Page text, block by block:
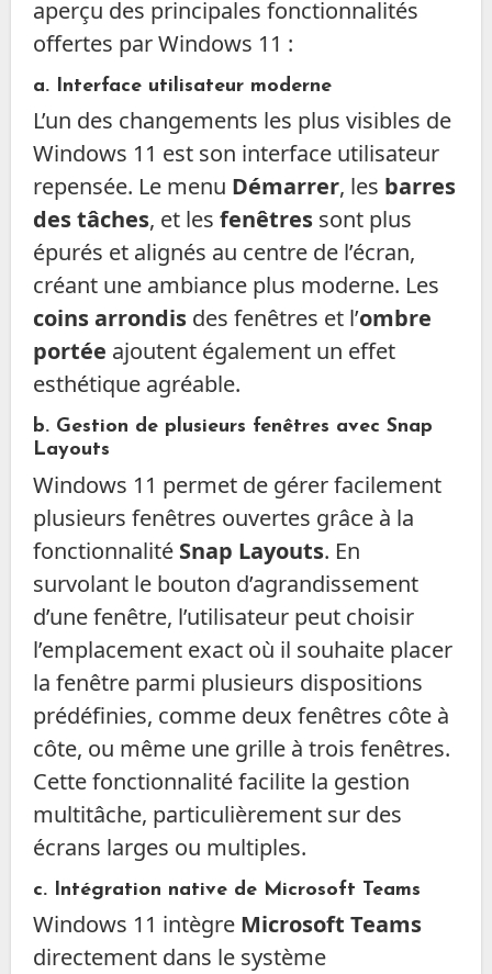
aperçu des principales fonctionnalités
offertes par Windows 11 :
a. Interface utilisateur moderne
L’un des changements les plus visibles de
Windows 11 est son interface utilisateur
repensée. Le menu Démarrer, les barres
des tâches, et les fenêtressont plus
épurés et alignés au centre de l’écran,
créant une ambiance plus moderne. Les
coins arrondisdes fenêtres et l’ombre
portée ajoutent également un effet
esthétique agréable.
b. Gestion de plusieurs fenêtres avec Snap
Layouts
Windows 11 permet de gérer facilement
plusieurs fenêtres ouvertes grâce à la
fonctionnalité Snap Layouts. En
survolant le bouton d’agrandissement
d’une fenêtre, l’utilisateur peut choisir
l’emplacement exact où il souhaite placer
la fenêtre parmi plusieurs dispositions
prédéfinies, comme deux fenêtres côte à
côte, ou même une grille à trois fenêtres.
Cette fonctionnalité facilite la gestion
multitâche, particulièrement sur des
écrans larges ou multiples.
c. Intégration native de Microsoft Teams
Windows 11 intègre Microsoft Teams
directement dans le système